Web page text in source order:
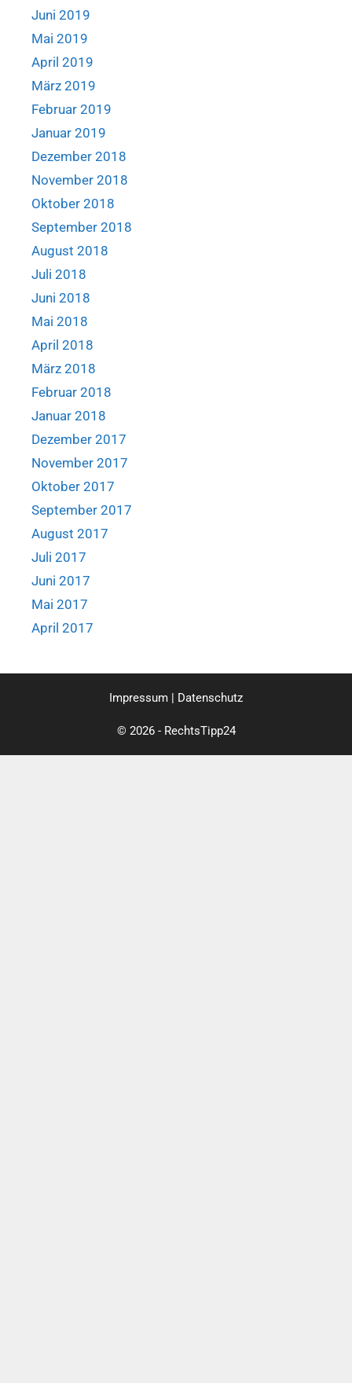
Juni 2019
Mai 2019
April 2019
März 2019
Februar 2019
Januar 2019
Dezember 2018
November 2018
Oktober 2018
September 2018
August 2018
Juli 2018
Juni 2018
Mai 2018
April 2018
März 2018
Februar 2018
Januar 2018
Dezember 2017
November 2017
Oktober 2017
September 2017
August 2017
Juli 2017
Juni 2017
Mai 2017
April 2017
Impressum | Datenschutz
© 2026 - RechtsTipp24